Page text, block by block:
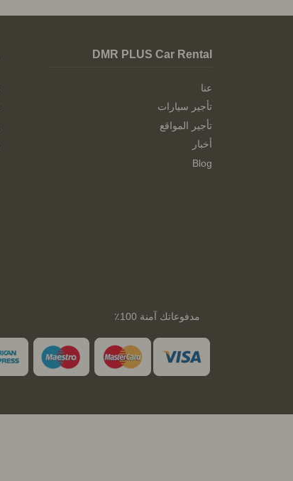
DMR PLUS Car Rental
عنا
تأجير سيارات
تأجير المواقع
أخبار
Blog
مدفوعاتك آمنة 100٪